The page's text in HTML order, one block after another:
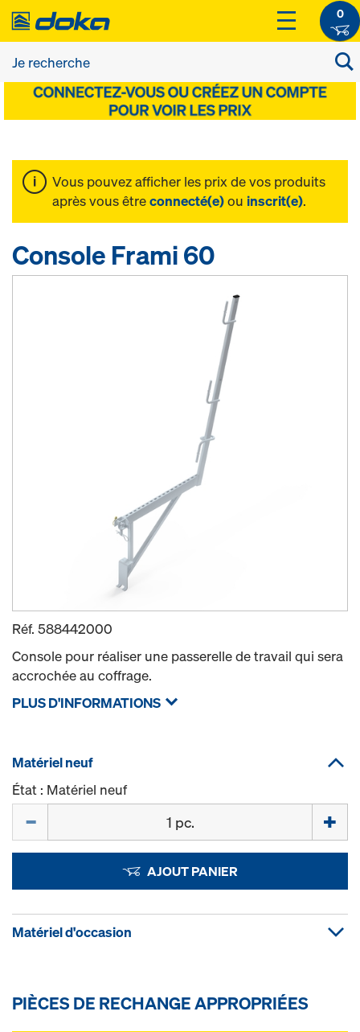
0
Vous pouvez afficher les prix de vos produits
après vous êtreconnecté(e)ou inscrit(e).
Console Frami 60
Réf. 588442000
Console pour réaliser une passerelle de travail qui sera
accrochée au coffrage.
PLUS D'INFORMATIONS
Matériel neuf
État : Matériel neuf
AJOUT PANIER
Matériel d'occasion
PIÈCES DE RECHANGE APPROPRIÉES